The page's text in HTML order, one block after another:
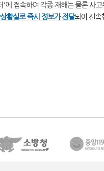
접속하여 각종 재해는 물론 사
황실로 즉시 정보가 전달